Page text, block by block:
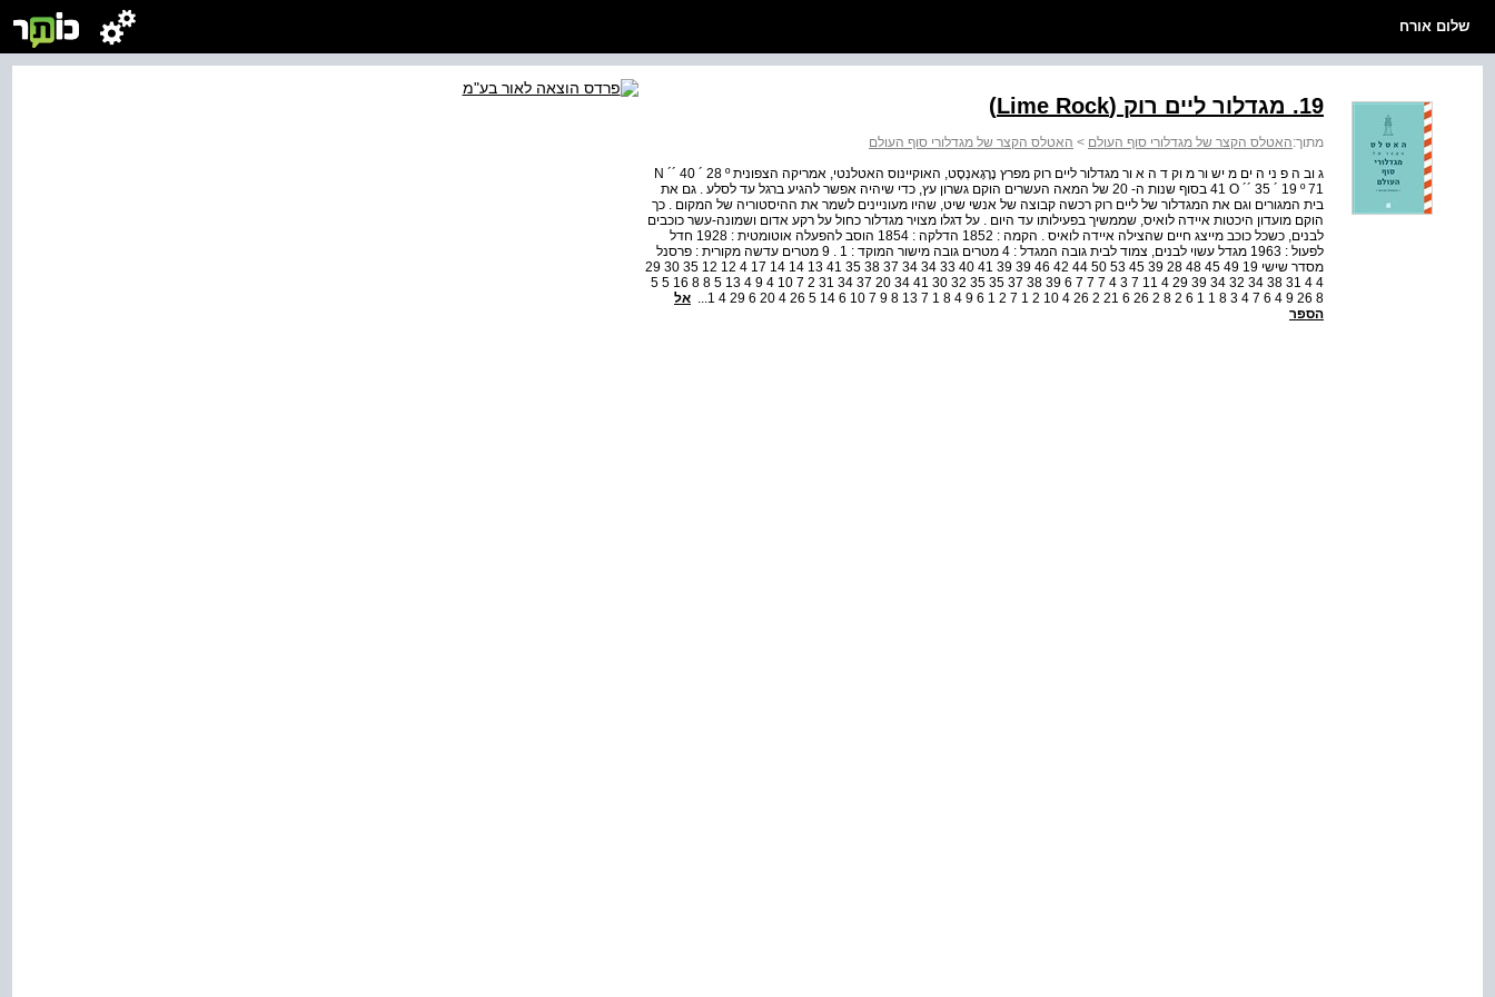
שלום אורח
19. מגדלור ליים רוק (Lime Rock)
מתוך:האטלס הקצר של מגדלורי סוף העולם > האטלס הקצר של מגדלורי סוף העולם
ג וב ה פ ני ה ים מ יש ור מ וק ד ה א ור מגדלור ליים רוק מפרץ נָרָגָאנְסֶט, האוקיינוס האטלנטי, אמריקה הצפונית N ´´ 40 ´ 28 º
41 O ´´ 35 ´ 19 º 71 בסוף שנות ה- 20 של המאה העשרים הוקם גשרון עץ, כדי שיהיה אפשר להגיע ברגל עד לסלע . גם את
בית המגורים וגם את המגדלור של ליים רוק רכשה קבוצה של אנשי שיט, שהיו מעוניינים לשמר את ההיסטוריה של המקום . כך
הוקם מועדון היכטות איידה לואיס, שממשיך בפעילותו עד היום . על דגלו מצויר מגדלור כחול על רקע אדום ושמונה-עשר כוכבים
לבנים, כשכל כוכב מייצג חיים שהצילה איידה לואיס . הקמה : 1852 הדלקה : 1854 הוסב להפעלה אוטומטית : 1928 חדל
לפעול : 1963 מגדל עשוי לבנים, צמוד לבית גובה המגדל : 4 מטרים גובה מישור המוקד : 1 . 9 מטרים עדשה מקורית : פרסנל
מסדר שישי 19 49 45 48 28 39 45 53 50 44 42 46 39 39 41 40 33 34 34 37 38 35 41 13 14 14 17 4 12 12 35 30 29
4 4 31 38 34 32 34 39 29 4 11 7 3 4 7 7 7 6 39 38 37 35 35 32 30 41 34 20 37 34 31 2 7 10 4 9 4 13 5 8 8 16 5 5
8 26 9 4 6 7 4 3 8 1 1 6 2 8 2 26 6 21 2 26 4 10 2 1 7 2 1 6 9 4 8 1 7 13 8 9 7 10 6 14 5 26 4 20 6 29 4 1...
אל
הספר